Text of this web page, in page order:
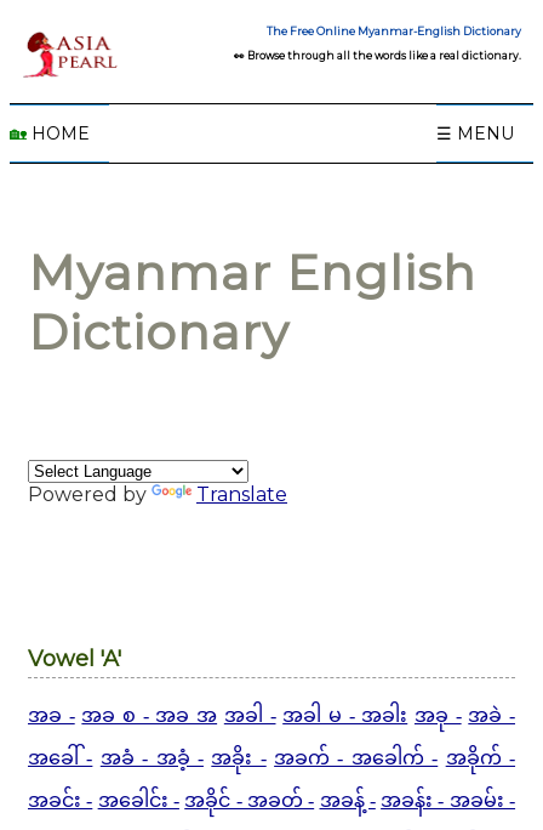
The Free Online Myanmar-English Dictionary
👀 Browse through all the words like a real dictionary.
🏡 HOME ☰ MENU
Myanmar English
Dictionary
Powered by Translate
Vowel 'A'
အခ - အခ စ - အခ အ အခါ - အခါ မ - အခါး အခု - အခဲ -
အခေါ် - အခံ - အခံ့ - အခိုး - အခက် - အခေါက် - အခိုက် -
အခင်း - အခေါင်း - အခိုင် - အခတ် - အခန့် - အခန်း - အခမ်း -